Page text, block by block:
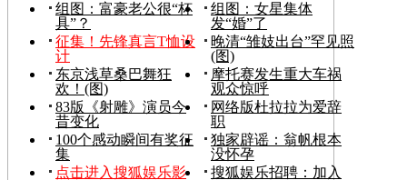
组图：富豪老公很“杯
具”？
组图：女星集体
发“婚”了
征集！先锋真言T恤设
计
晚清“雏妓出台”罕见照
(图)
东京浅草桑巴舞狂
欢！(图)
摩托赛发生重大车祸
观众惊呼
83版《射雕》演员今
昔变化
网络版杜拉拉为爱辞
职
100个感动瞬间有奖征
集
独家辟谣：翁帆根本
没怀孕
点击进入搜狐娱乐影
搜狐娱乐招聘：加入